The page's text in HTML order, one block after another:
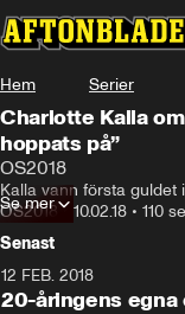
Hem Serier
Charlotte Kalla
hoppats på”
OS2018
Kalla vann första guldet
OS2018• 10.02.18 • 110
Se mer
Senast
12 FEB. 2018
20-åringens egna